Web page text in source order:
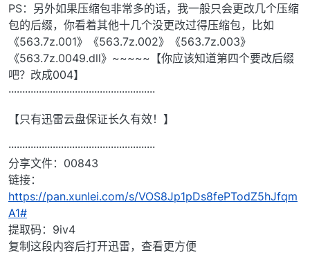
PS：另外如果压缩包非常多的话，我一般只会更改几个压缩
包的后缀，你看着其他十几个没更改过得压缩包，比如
《563.7z.001》《563.7z.002》《563.7z.003》
《563.7z.0049.dll》~~~~~【你应该知道第四个要改后缀
吧？改成004】
·····················································
【只有迅雷云盘保证长久有效！】
·····················································
分享文件：00843
链接：
https://pan.xunlei.com/s/VOS8Jp1pDs8fePTodZ5hJfqm
A1#
提取码：9iv4
复制这段内容后打开迅雷，查看更方便